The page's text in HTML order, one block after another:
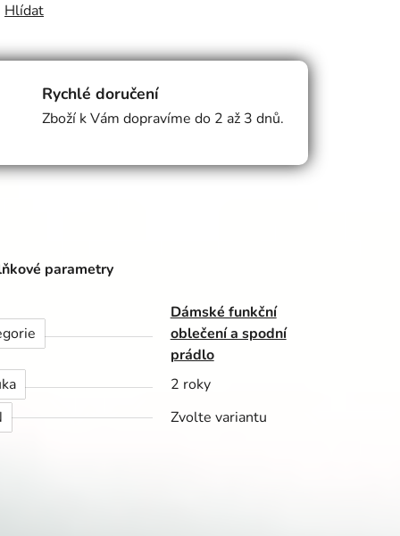
Hlídat
Rychlé doručení
Zboží k Vám dopravíme do 2 až 3 dnů.
parametry
Dámské funkční
oblečení a spodní
prádlo
2 roky
Zvolte variantu